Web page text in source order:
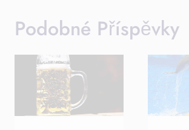
Podobné Příspěvky